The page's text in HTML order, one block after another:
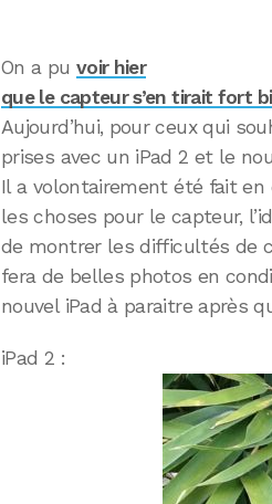
On a pu voir hier
que le capteur s’en tirait fort
Aujourd’hui, pour ceux qui
prises avec un iPad 2 et le
Il a volontairement été fait
les choses pour le capteur,
de montrer les difficultés de
fera de belles photos en
nouvel iPad à paraitre après
iPad 2 :